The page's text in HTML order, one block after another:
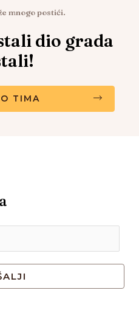
mnogo postići.
dio grada
TIMA